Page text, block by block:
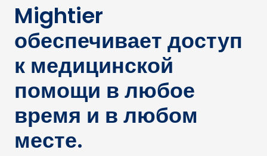
Mightier
обеспечивает доступ
к медицинской
помощи в любое
время и в любом
месте.